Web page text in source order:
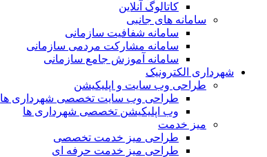
کاتالوگ آنلاین
سامانه های جانبی
سامانه شفافیت سازمانی
سامانه مشارکت مردمی سازمانی
سامانه آموزش جامع سازمانی
شهرداری الکترونیک
طراحی وب سایت و اپلیکیشن
طراحی وب سایت تخصصی شهرداری ها
وب اپلیکیشن تخصصی شهرداری ها
میز خدمت
طراحی میز خدمت تخصصی
طراحی میز خدمت حرفه ای